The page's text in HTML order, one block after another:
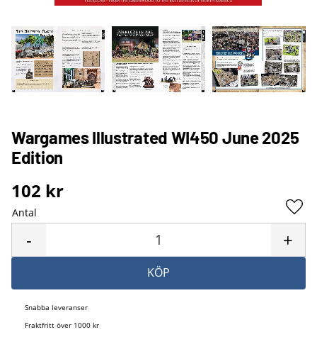
Wargames Illustrated WI450 June 2025
Edition
102 kr
Antal
+
-
KÖP
Snabba leveranser
Fraktfritt över 1000 kr